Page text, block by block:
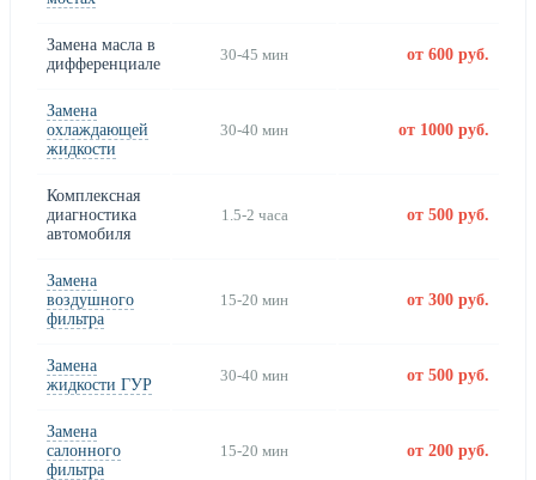
Замена масла в
дифференциале
30-45 мин от 600 руб.
Замена
охлаждающей
жидкости
30-40 мин от 1000 руб.
Комплексная
диагностика
автомобиля
1.5-2 часа от 500 руб.
Замена
воздушного
фильтра
15-20 мин от 300 руб.
Замена
жидкости ГУР
30-40 мин от 500 руб.
Замена
салонного
фильтра
15-20 мин от 200 руб.